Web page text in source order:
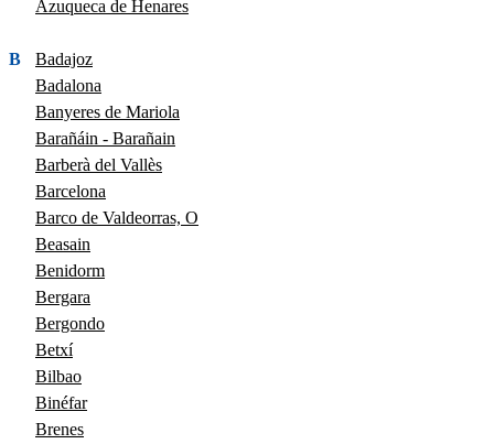
Azuqueca de Henares
B
Badajoz
Badalona
Banyeres de Mariola
Barañáin - Barañain
Barberà del Vallès
Barcelona
Barco de Valdeorras, O
Beasain
Benidorm
Bergara
Bergondo
Betxí
Bilbao
Binéfar
Brenes